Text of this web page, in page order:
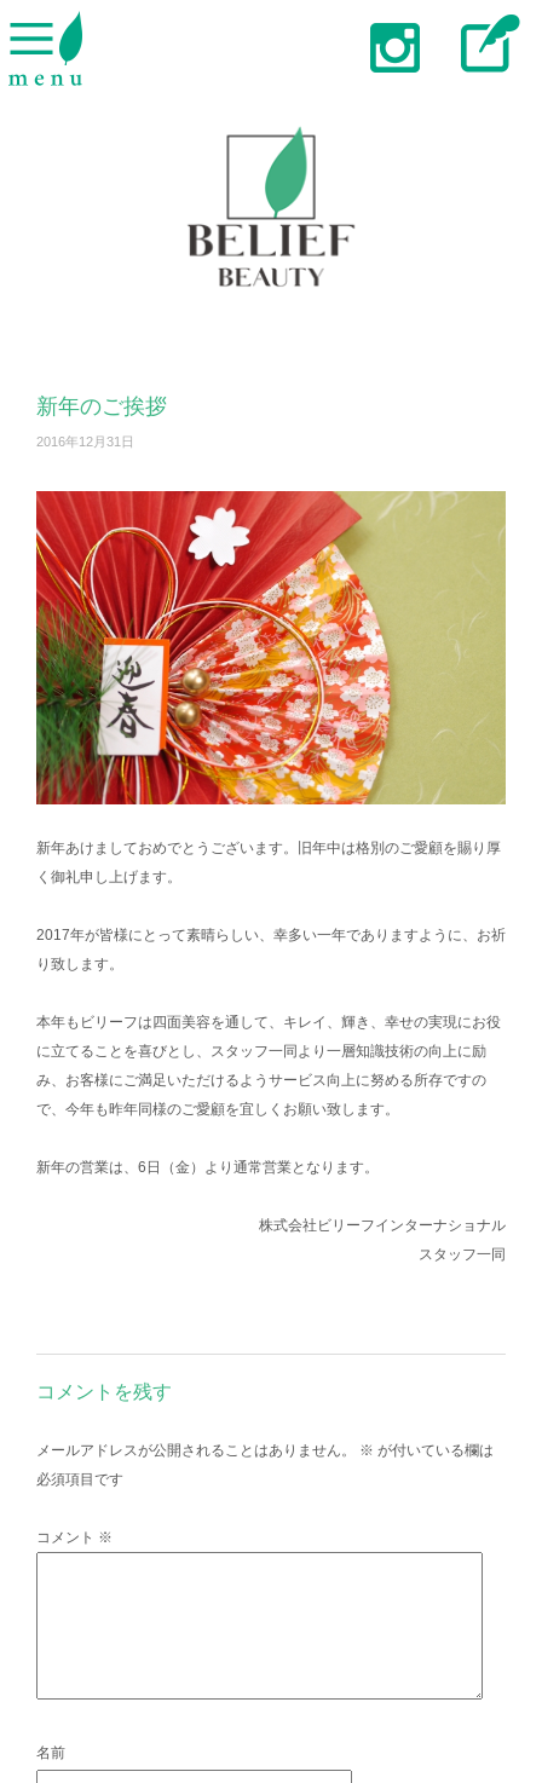
新年のご挨拶
2016年12月31日
新年あけましておめでとうございます。旧年中は格別のご愛顧を賜り厚
く御礼申し上げます。
2017年が皆様にとって素晴らしい、幸多い一年でありますように、お祈
り致します。
本年もビリーフは四面美容を通して、キレイ、輝き、幸せの実現にお役
に立てることを喜びとし、スタッフ一同より一層知識技術の向上に励
み、お客様にご満足いただけるようサービス向上に努める所存ですの
で、今年も昨年同様のご愛顧を宜しくお願い致します。
新年の営業は、6日（金）より通常営業となります。
株式会社ビリーフインターナショナル
スタッフ一同
コメントを残す
メールアドレスが公開されることはありません。 ※ が付いている欄は
必須項目です
コメント ※
名前